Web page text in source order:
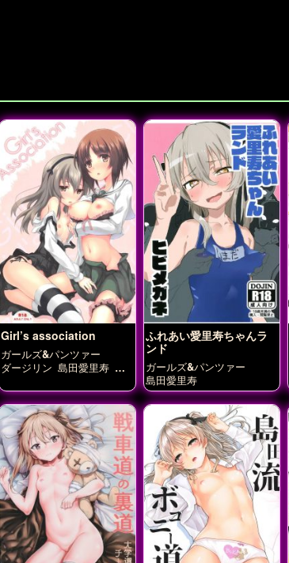
Girl’s association
ガールズ&パンツァー
ダージリン 島田愛里寿 西
住みほ
ふれあい愛里寿ちゃんラ
ンド
ガールズ&パンツァー
島田愛里寿